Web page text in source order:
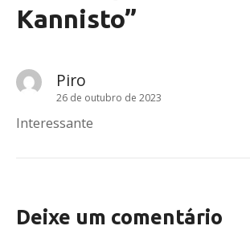
Kannisto”
Piro
26 de outubro de 2023
Interessante
Deixe um comentário